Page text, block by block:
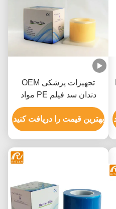
تجهیزات پزشکی OEM
دندان سد فیلم PE مواد
1200 ورق
بهترین قیمت را دریافت کنید